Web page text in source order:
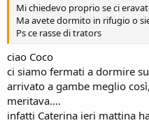
Mi chiedevo proprio se ci
Ma avete dormito in rifugio o
Ps ce rasse di trators
ciao Coco
ci siamo fermati a dormire
arrivato a gambe meglio
meritava....
infatti Caterina ieri mattina